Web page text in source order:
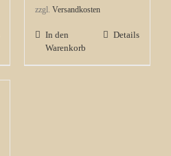
zzgl. Versandkosten
In den
Warenkorb
Details